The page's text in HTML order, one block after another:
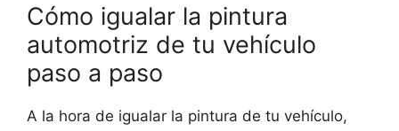
Cómo igualar la pintura
automotriz de tu vehículo
paso a paso
A la hora de igualar la pintura de tu vehículo,